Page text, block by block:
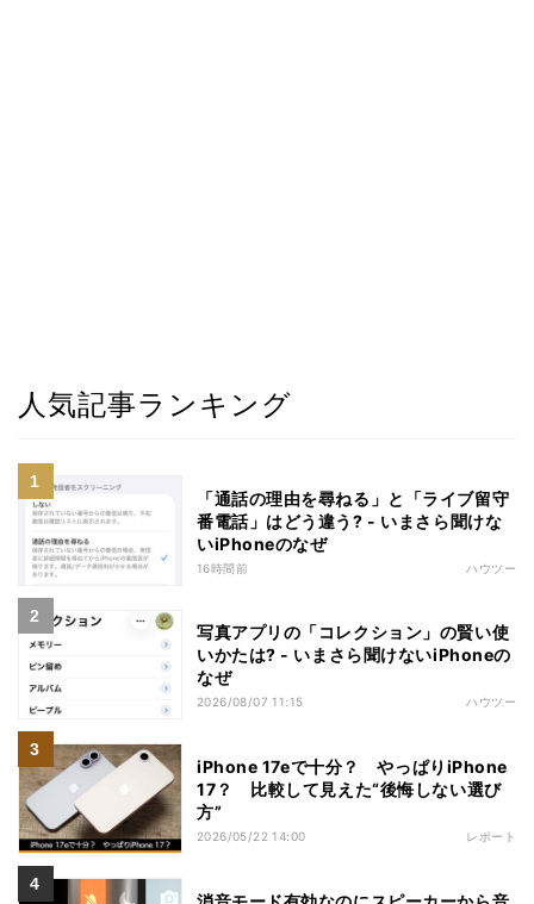
人気記事ランキング
「通話の理由を尋ねる」と「ライブ留守
番電話」はどう違う? - いまさら聞けな
いiPhoneのなぜ
16時間前 ハウツー
写真アプリの「コレクション」の賢い使
いかたは? - いまさら聞けないiPhoneの
なぜ
2026/08/07 11:15 ハウツー
iPhone 17eで十分？ やっぱりiPhone
17？ 比較して見えた“後悔しない選び
方”
2026/05/22 14:00 レポート